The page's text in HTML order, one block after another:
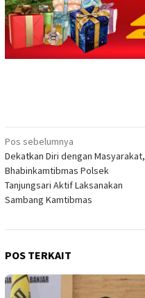
Navigasi
pos
Pos sebelumnya
Dekatkan Diri dengan Masyarakat,
Bhabinkamtibmas Polsek
Tanjungsari Aktif Laksanakan
Sambang Kamtibmas
POS TERKAIT